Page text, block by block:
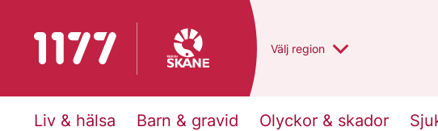
Till startsidan för 1177 Du har valt region
Välj en annan
region
Liv & hälsa Barn & gravid Olyckor & skador